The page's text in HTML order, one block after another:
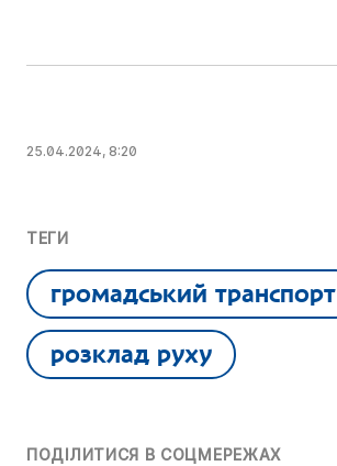
25.04.2024, 8:20
ТЕГИ
громадський транспорт
розклад руху
ПОДІЛИТИСЯ В СОЦМЕРЕЖАХ